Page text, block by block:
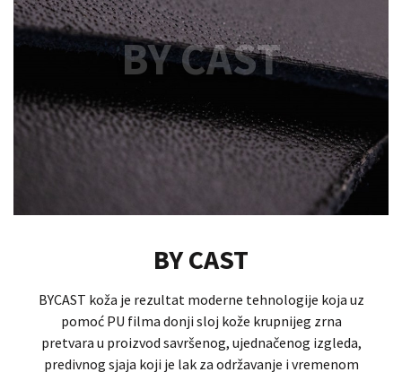
BY CAST
BY CAST
BYCAST koža je rezultat moderne tehnologije koja uz
pomoć PU filma donji sloj kože krupnijeg zrna
pretvara u proizvod savršenog, ujednačenog izgleda,
predivnog sjaja koji je lak za održavanje i vremenom